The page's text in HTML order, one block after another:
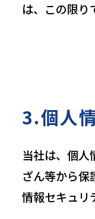
は、この限り
3.個人
当社は、個人
ざん等から保
情報セキュリ